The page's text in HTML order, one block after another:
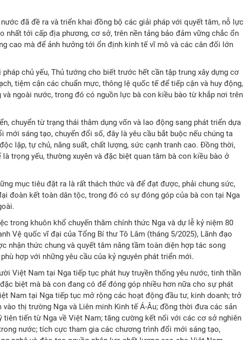
đã đề ra và triển khai đồng bộ các giải pháp với quyết tâm, nỗ lực
nhất tới cấp địa phương, cơ sở, trên nền tảng bảo đảm vững chắc ổn
cao mà để ảnh hưởng tới ổn định kinh tế vĩ mô và các cân đối lớn
chủ yếu, Thủ tướng cho biết trước hết cần tập trung xây dựng cơ
tiệm cận các chuẩn mực, thông lệ quốc tế để tiếp cận và huy động,
ngoài nước, trong đó có nguồn lực bà con kiều bào từ khắp nơi trên
chuyển từ trạng thái thâm dụng vốn và lao động sang phát triển dựa
mới sáng tạo, chuyển đổi số, đây là yêu cầu bắt buộc nếu chúng ta
lập, tự chủ, năng suất, chất lượng, sức cạnh tranh cao. Đồng thời,
trọng yếu, thường xuyên và đặc biệt quan tâm bà con kiều bào ở
mục tiêu đặt ra là rất thách thức và để đạt được, phải chung sức,
đoàn kết toàn dân tộc, trong đó có sự đóng góp của bà con tại Nga
trong khuôn khổ chuyến thăm chính thức Nga và dự lễ kỷ niệm 80
Vệ quốc vĩ đại của Tổng Bí thư Tô Lâm (tháng 5/2025), Lãnh đạo
nhận thức chung và quyết tâm nâng tầm toàn diện hợp tác song
hợp với những yêu cầu của kỷ nguyên phát triển mới.
Việt Nam tại Nga tiếp tục phát huy truyền thống yêu nước, tinh thần
biệt mà bà con đang có để đóng góp nhiều hơn nữa cho sự phát
Nam tại Nga tiếp tục mở rộng các hoạt động đầu tư, kinh doanh; trở
thị trường Nga và Liên minh Kinh tế Á-Âu; đồng thời đưa các sản
tiên tiến từ Nga về Việt Nam; tăng cường kết nối với các cơ sở nghiên
nước; tích cực tham gia các chương trình đổi mới sáng tạo,